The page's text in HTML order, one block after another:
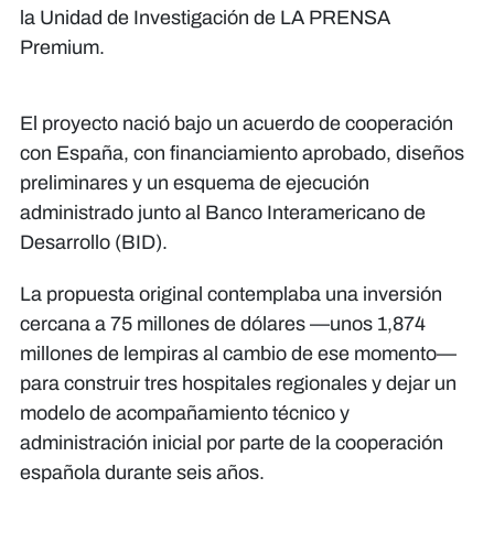
la Unidad de Investigación de LA PRENSA
Premium.
El proyecto nació bajo un acuerdo de cooperación
con España, con financiamiento aprobado, diseños
preliminares y un esquema de ejecución
administrado junto al Banco Interamericano de
Desarrollo (BID).
La propuesta original contemplaba una inversión
cercana a 75 millones de dólares —unos 1,874
millones de lempiras al cambio de ese momento—
para construir tres hospitales regionales y dejar un
modelo de acompañamiento técnico y
administración inicial por parte de la cooperación
española durante seis años.